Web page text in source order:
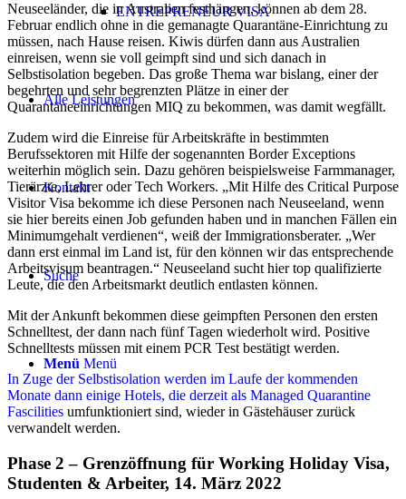
ENTREPRENEUR VISA
Alle Leistungen
Kontakt
Suche
Menü Menü
Neuseeländer, die in Australien festhängen, können ab dem 28.
Februar endlich ohne in die gemanagte Quarantäne-Einrichtung zu
müssen, nach Hause reisen. Kiwis dürfen dann aus Australien
einreisen, wenn sie voll geimpft sind und sich danach in
Selbstisolation begeben. Das große Thema war bislang, einer der
begehrten und sehr begrenzten Plätze in einer der
Quarantäneeinrichtungen MIQ zu bekommen, was damit wegfällt.
Zudem wird die Einreise für Arbeitskräfte in bestimmten
Berufssektoren mit Hilfe der sogenannten Border Exceptions
weiterhin möglich sein. Dazu gehören beispielsweise Farmmanager,
Tierärzte, Lehrer oder Tech Workers. „Mit Hilfe des Critical Purpose
Visitor Visa bekomme ich diese Personen nach Neuseeland, wenn
sie hier bereits einen Job gefunden haben und in manchen Fällen ein
Minimumgehalt verdienen“, weiß der Immigrationsberater. „Wer
dann erst einmal im Land ist, für den können wir das entsprechende
Arbeitsvisum beantragen.“ Neuseeland sucht hier top qualifizierte
Leute, die den Arbeitsmarkt deutlich entlasten können.
Mit der Ankunft bekommen diese geimpften Personen den ersten
Schnelltest, der dann nach fünf Tagen wiederholt wird. Positive
Schnelltests müssen mit einem PCR Test bestätigt werden.
In Zuge der Selbstisolation werden im Laufe der kommenden
Monate dann einige Hotels, die derzeit als Managed Quarantine
Fascilities umfunktioniert sind, wieder in Gästehäuser zurück
verwandelt werden.
Phase 2 – Grenzöffnung für Working Holiday Visa,
Studenten & Arbeiter, 14. März 2022